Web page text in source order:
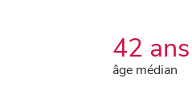
42 ans
âge médian